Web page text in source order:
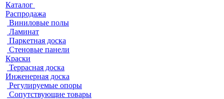
Каталог
Распродажа
Виниловые полы
Ламинат
Паркетная доска
Стеновые панели
Краски
Террасная доска
Инженерная доска
Регулируемые опоры
Сопутствующие товары